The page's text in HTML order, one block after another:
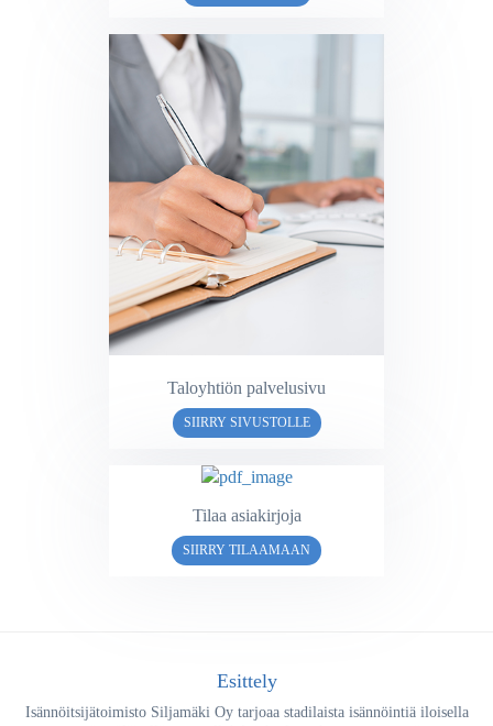
Taloyhtiön palvelusivu
SIIRRY SIVUSTOLLE
Tilaa asiakirjoja
SIIRRY TILAAMAAN
Esittely
Isännöitsijätoimisto Siljamäki Oy tarjoaa stadilaista isännöintiä iloisella